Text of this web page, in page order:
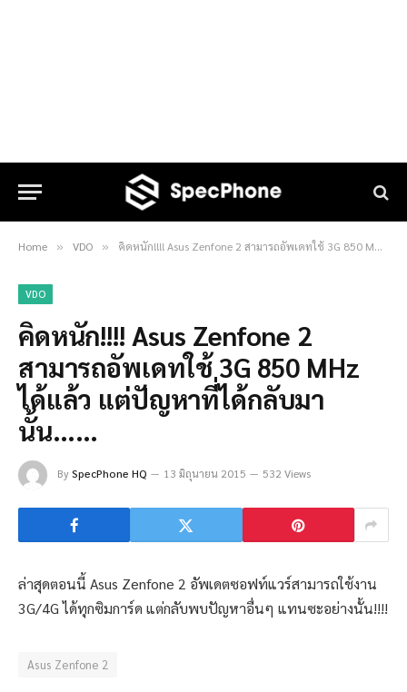
Home » VDO » คิดหนัก!!!! Asus Zenfone 2 สามารถอัพเดทใช้ 3G 850 MHz ได้แล้ว แต่ปัญหาที่ได้กลับมานั้น……
VDO
คิดหนัก!!!! Asus Zenfone 2
สามารถอัพเดทใช้ 3G 850 MHz
ได้แล้ว แต่ปัญหาที่ได้กลับมา
นั้น……
BySpecPhone HQ 13 มิถุนายน 2015 532 Views
ล่าสุดตอนนี้ Asus Zenfone 2 อัพเดตซอฟท์แวร์สามารถใช้งาน
3G/4G ได้ทุกซิมการ์ด แต่กลับพบปัญหาอื่นๆ แทนซะอย่างนั้น!!!!
Asus Zenfone 2